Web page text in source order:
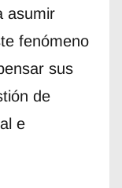
asumir
fenómeno
sus
de
e